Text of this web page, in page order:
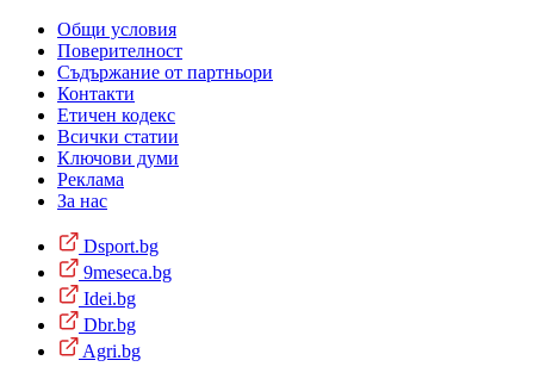
Общи условия
Поверителност
Съдържание от партньори
Контакти
Етичен кодекс
Всички статии
Ключови думи
Реклама
За нас
Dsport.bg
9meseca.bg
Idei.bg
Dbr.bg
Agri.bg